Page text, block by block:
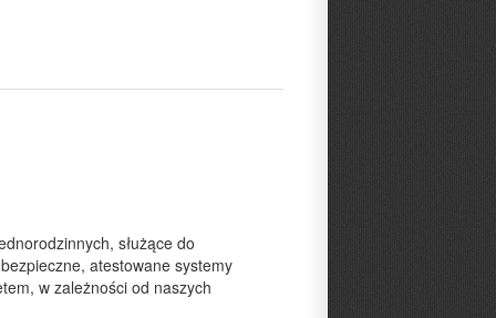
służące do
atestowane systemy
w zależności od naszych